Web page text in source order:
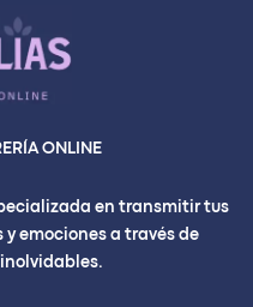
ONLINE
en transmitir tus
emociones a través de